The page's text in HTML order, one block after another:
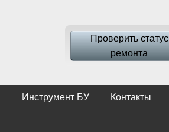
Проверить статус
ремонта
Инструмент БУ Контакты